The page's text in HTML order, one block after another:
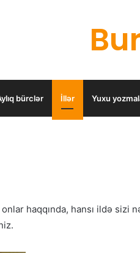
bürclər İllər Yuxu
haqqında, hansı ildə sizi